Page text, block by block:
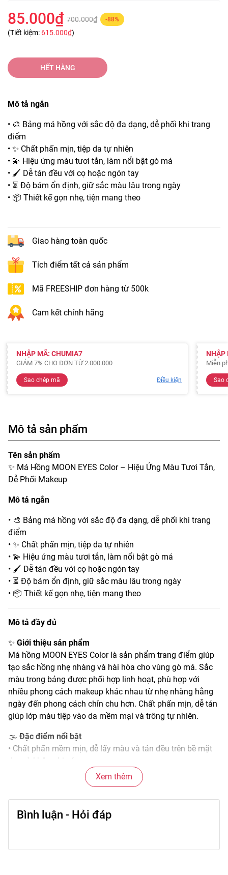
85.000₫ 700.000₫ -88%
(Tiết kiệm: 615.000₫)
HẾT HÀNG
Mô tả ngắn
• 🎨 Bảng má hồng với sắc độ đa dạng, dễ phối khi trang
điểm
• ✨ Chất phấn mịn, tiệp da tự nhiên
• 💫 Hiệu ứng màu tươi tắn, làm nổi bật gò má
• 🖌️ Dễ tán đều với cọ hoặc ngón tay
• ⏳ Độ bám ổn định, giữ sắc màu lâu trong ngày
• 📦 Thiết kế gọn nhẹ, tiện mang theo
Giao hàng toàn quốc
Tích điểm tất cả sản phẩm
Mã FREESHIP đơn hàng từ 500k
Cam kết chính hãng
NHẬP MÃ: CHUMIA7
GIẢM 7% CHO ĐƠN TỪ 2.000.000
Sao chép mã Điều kiện
NHẬP
Miễn
Sao
Mô tả sản phẩm
Tên sản phẩm
✨ Má Hồng MOON EYES Color – Hiệu Ứng Màu Tươi Tắn,
Dễ Phối Makeup
Mô tả ngắn
• 🎨 Bảng má hồng với sắc độ đa dạng, dễ phối khi trang
điểm
• ✨ Chất phấn mịn, tiệp da tự nhiên
• 💫 Hiệu ứng màu tươi tắn, làm nổi bật gò má
• 🖌️ Dễ tán đều với cọ hoặc ngón tay
• ⏳ Độ bám ổn định, giữ sắc màu lâu trong ngày
• 📦 Thiết kế gọn nhẹ, tiện mang theo
Mô tả đầy đủ
✨ Giới thiệu sản phẩm
Má hồng MOON EYES Color là sản phẩm trang điểm giúp
tạo sắc hồng nhẹ nhàng và hài hòa cho vùng gò má. Sắc
màu trong bảng được phối hợp linh hoạt, phù hợp với
nhiều phong cách makeup khác nhau từ nhẹ nhàng hằng
ngày đến phong cách chỉn chu hơn. Chất phấn mịn, dễ tán
giúp lớp màu tiệp vào da mềm mại và trông tự nhiên.
🌫️Đặc điểm nổi bật
• Chất phấn mềm mịn, dễ lấy màu và tán đều trên bề mặt
da mà không bị vón.
• Màu sắc được thiết kế cân đối, dễ phối với các bước
• Hiệu ứng màu ổn định, giúp gò má trông rạng rỡ và tươi
tắn.
• Độ bám tốt, giữ màu lâu suốt thời gian trang điểm.
Xem thêm
Bình luận - Hỏi đáp